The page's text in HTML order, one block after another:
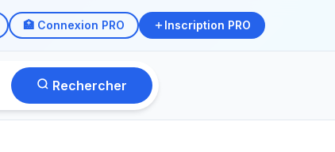
🏥 Connexion PRO Inscription PRO
Rechercher